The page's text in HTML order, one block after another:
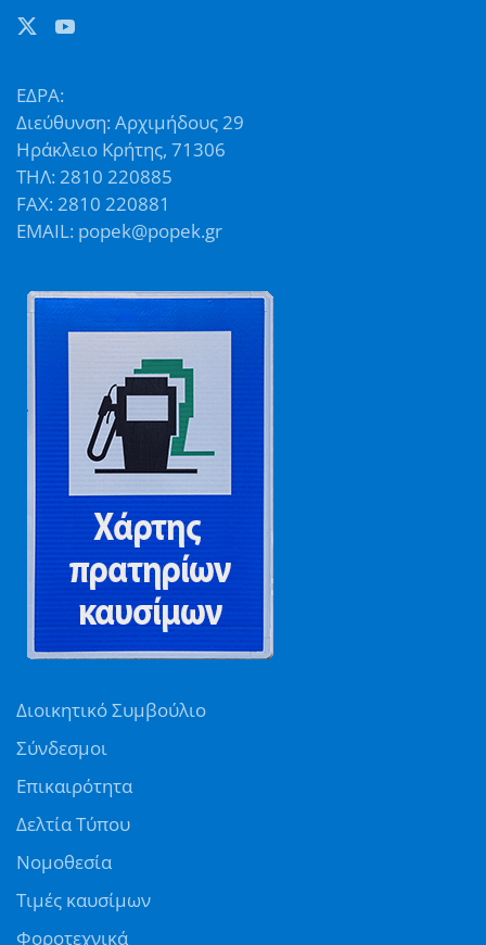
ΕΔΡΑ:
Διεύθυνση: Αρχιμήδους 29
Ηράκλειο Κρήτης, 71306
ΤΗΛ: 2810 220885
FAX: 2810 220881
EMAIL: popek@popek.gr
Διοικητικό Συμβούλιο
Σύνδεσμοι
Επικαιρότητα
Δελτία Τύπου
Νομοθεσία
Τιμές καυσίμων
Φοροτεχνικά